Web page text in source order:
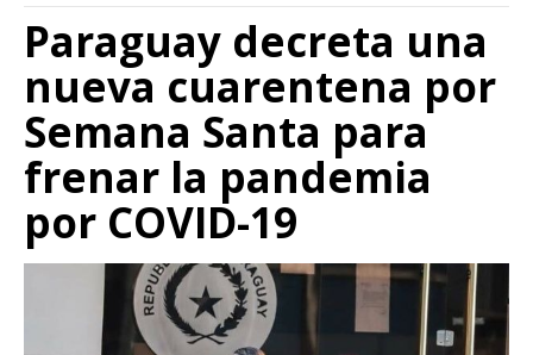
Paraguay decreta una
nueva cuarentena por
Semana Santa para
frenar la pandemia
por COVID-19